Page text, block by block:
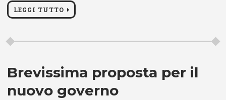
LEGGI TUTTO
Brevissima proposta per il
nuovo governo